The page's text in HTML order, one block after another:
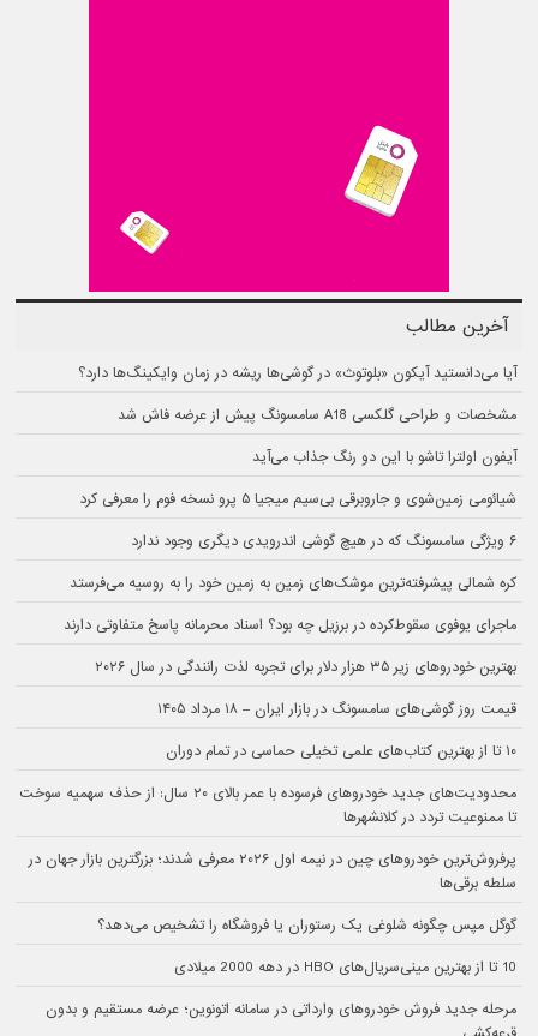
آخرین مطالب
آیا می‌دانستید آیکون «بلوتوث» در گوشی‌ها ریشه در زمان وایکینگ‌ها دارد؟
مشخصات و طراحی گلکسی A18 سامسونگ پیش از عرضه فاش شد
آیفون اولترا تاشو با این دو رنگ جذاب می‌آید
شیائومی زمین‌شوی و جاروبرقی بی‌سیم میجیا ۵ پرو نسخه فوم را معرفی کرد
۶ ویژگی سامسونگ که در هیچ گوشی اندرویدی دیگری وجود ندارد
کره شمالی پیشرفته‌ترین موشک‌های زمین به زمین خود را به روسیه می‌فرستد
ماجرای یوفوی سقوط‌کرده در برزیل چه بود؟ اسناد محرمانه پاسخ متفاوتی دارند
بهترین خودروهای زیر ۳۵ هزار دلار برای تجربه لذت رانندگی در سال ۲۰۲۶
قیمت روز گوشی‌های سامسونگ در بازار ایران – ۱۸ مرداد ۱۴۰۵
۱۰ تا از بهترین کتاب‌های علمی تخیلی حماسی در تمام دوران
محدودیت‌های جدید خودروهای فرسوده با عمر بالای ۲۰ سال: از حذف سهمیه سوخت
تا ممنوعیت تردد در کلانشهرها
پرفروش‌ترین خودروهای چین در نیمه اول ۲۰۲۶ معرفی شدند؛ بزرگترین بازار جهان در
سلطه برقی‌ها
گوگل مپس چگونه شلوغی یک رستوران یا فروشگاه را تشخیص می‌دهد؟
10 تا از بهترین مینی‌سریال‌های HBO در دهه 2000 میلادی
مرحله جدید فروش خودروهای وارداتی در سامانه اتونوین؛ عرضه مستقیم و بدون